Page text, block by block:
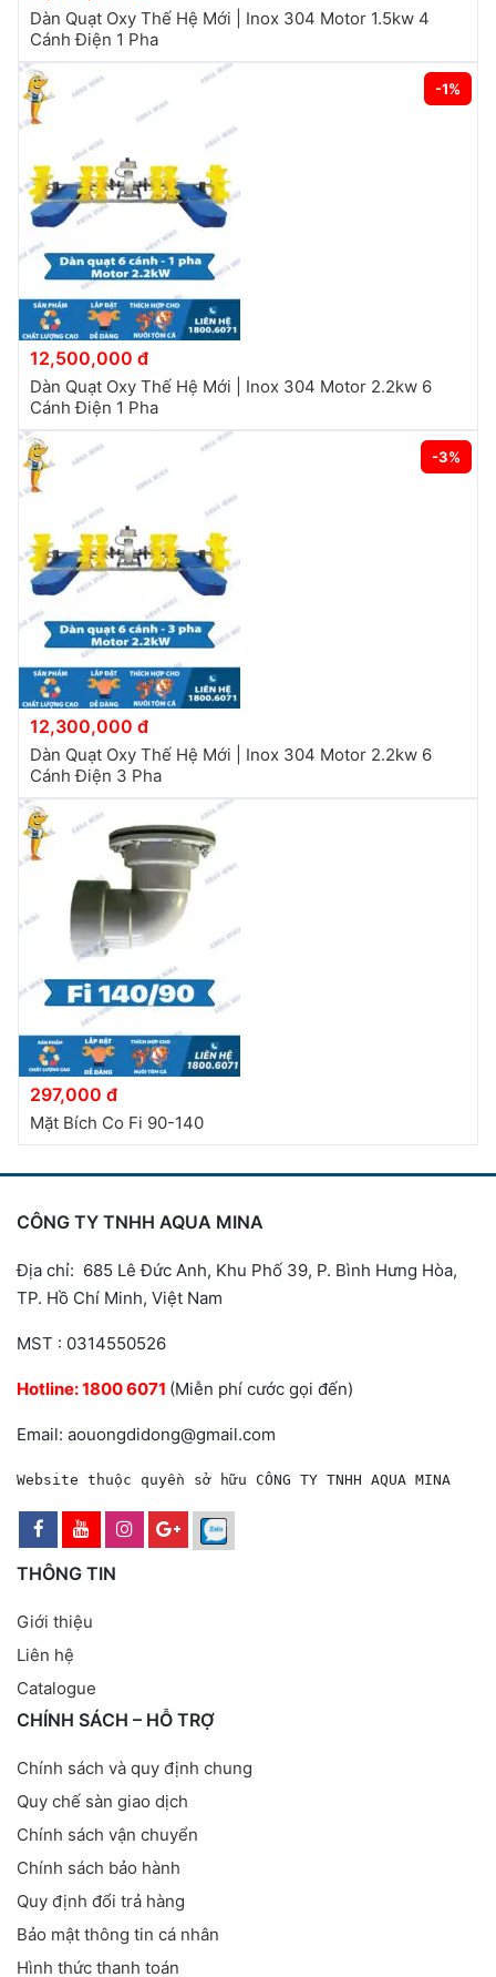
Dàn Quạt Oxy Thế Hệ Mới | Inox 304 Motor 1.5kw 4
Cánh Điện 1 Pha
-1%
12,500,000 đ
Dàn Quạt Oxy Thế Hệ Mới | Inox 304 Motor 2.2kw 6
Cánh Điện 1 Pha
-3%
12,300,000 đ
Dàn Quạt Oxy Thế Hệ Mới | Inox 304 Motor 2.2kw 6
Cánh Điện 3 Pha
297,000 đ
Mặt Bích Co Fi 90-140
CÔNG TY TNHH AQUA MINA
Địa chỉ: 685 Lê Đức Anh, Khu Phố 39, P. Bình Hưng Hòa,
TP. Hồ Chí Minh, Việt Nam
MST : 0314550526
Hotline:1800 6071 (Miễn phí cước gọi đến)
Email: aouongdidong@gmail.com
Website thuộc quyền sở hữu CÔNG TY TNHH AQUA MINA
THÔNG TIN
Giới thiệu
Liên hệ
Catalogue
CHÍNH SÁCH – HỖ TRỢ
Chính sách và quy định chung
Quy chế sàn giao dịch
Chính sách vận chuyển
Chính sách bảo hành
Quy định đổi trả hàng
Bảo mật thông tin cá nhân
Hình thức thanh toán